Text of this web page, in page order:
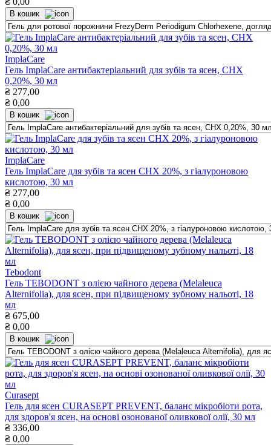
В кошик
ImplaCare
Гель ImрlaCare антибактеріальний для зубів та ясен, СНХ
0,20%, 30 мл
₴ 277,00
₴ 0,00
В кошик
ImplaCare
Гель ImрlaCare для зубів та ясен CHX 20%, з гіалуроновою
кислотою, 30 мл
₴ 277,00
₴ 0,00
В кошик
Tebodont
Гель TEBODONT з олією чайного дерева (Melaleuca
Alternifolia), для ясен, при підвищеному зубному нальоті, 18
мл
₴ 675,00
₴ 0,00
В кошик
Curasept
Гель для ясен CURASEPT PREVENT, баланс мікробіоти рота,
для здоров'я ясен, на основі озонованої оливкової олії, 30 мл
₴ 336,00
₴ 0,00